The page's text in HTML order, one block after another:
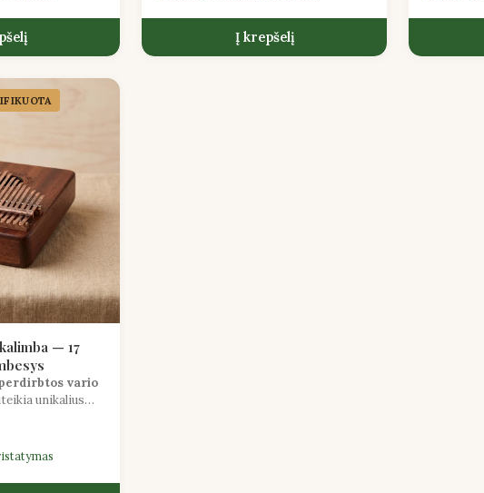
Į krepšelį
— 17
perdirbtos vario
unikalius
kurie išskiria ją iš